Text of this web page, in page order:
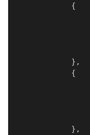
{
} ,
{
} ,